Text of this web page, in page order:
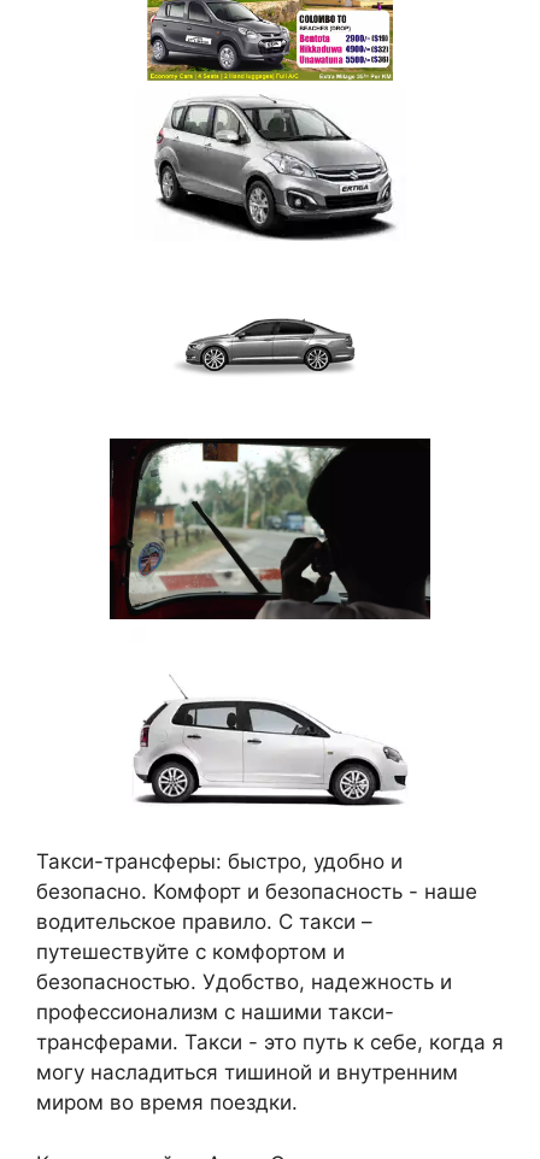
Такси-трансферы: быстро, удобно и
безопасно. Комфорт и безопасность - наше
водительское правило. С такси –
путешествуйте с комфортом и
безопасностью. Удобство, надежность и
профессионализм с нашими такси-
трансферами. Такси - это путь к себе, когда я
могу насладиться тишиной и внутренним
миром во время поездки.